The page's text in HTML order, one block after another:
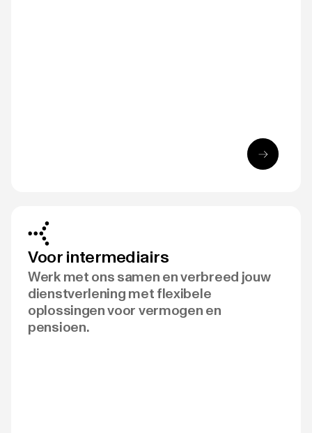
Voor intermediairs
Werk met ons samen en verbreed jouw
dienstverlening met flexibele
oplossingen voor vermogen en
pensioen.